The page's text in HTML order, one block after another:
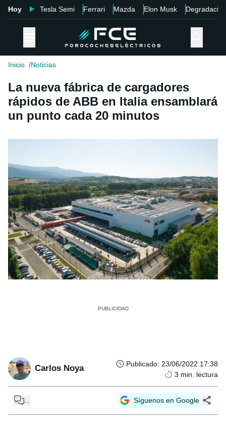
Hoy Tesla Semi Ferrari Mazda Elon Musk Degradación
Inicio Noticias
La nueva fábrica de cargadores
rápidos de ABB en Italia ensamblará
un punto cada 20 minutos
Carlos Noya Publicado: 23/06/2022 17:38
3 min. lectura
Síguenos en Google